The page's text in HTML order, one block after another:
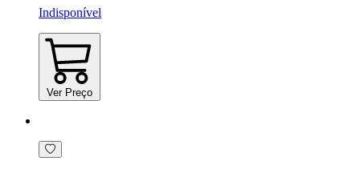
Indisponível
Ver Preço